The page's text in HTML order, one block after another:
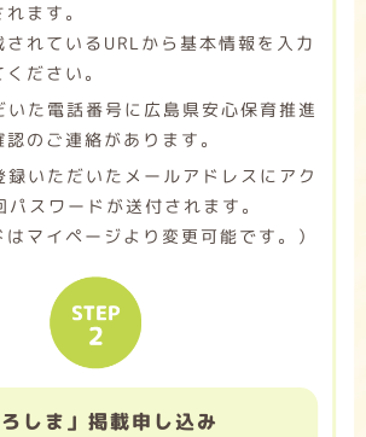
ます。
されているURLから基本情報を入力
ださい。
た電話番号に広島県安心保育推進
のご連絡があります。
いただいたメールアドレスにアク
スワードが送付されます。
はマイページより変更可能です。）
しま」掲載申し込み